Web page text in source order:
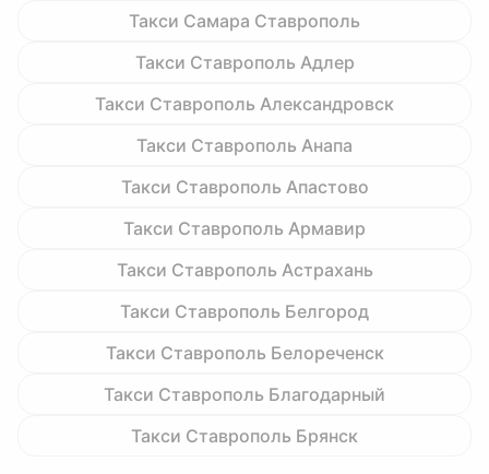
Такси Самара Ставрополь
Такси Ставрополь Адлер
Такси Ставрополь Александровск
Такси Ставрополь Анапа
Такси Ставрополь Апастово
Такси Ставрополь Армавир
Такси Ставрополь Астрахань
Такси Ставрополь Белгород
Такси Ставрополь Белореченск
Такси Ставрополь Благодарный
Такси Ставрополь Брянск